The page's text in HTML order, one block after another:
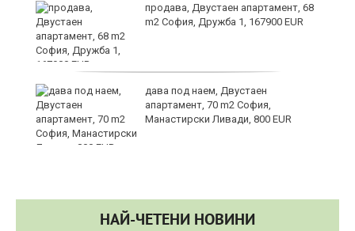
продава, Двустаен апартамент, 68
m2 София, Дружба 1, 167900 EUR
дава под наем, Двустаен
апартамент, 70 m2 София,
Манастирски Ливади, 800 EUR
НАЙ-ЧЕТЕНИ НОВИНИ